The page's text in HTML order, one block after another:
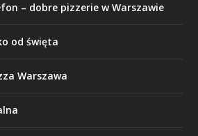
– dobre pizzerie w Warszawie
od święta
Warszawa